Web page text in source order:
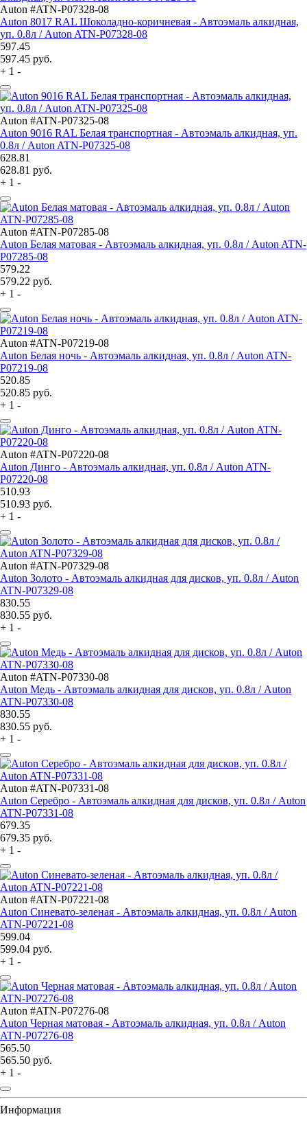
Auton #ATN-P07328-08
Auton 8017 RAL Шоколадно-коричневая - Автоэмаль алкидная,
уп. 0.8л / Auton ATN-P07328-08
597.45
597.45 руб.
+ 1 -
Auton #ATN-P07325-08
Auton 9016 RAL Белая транспортная - Автоэмаль алкидная, уп.
0.8л / Auton ATN-P07325-08
628.81
628.81 руб.
+ 1 -
Auton #ATN-P07285-08
Auton Белая матовая - Автоэмаль алкидная, уп. 0.8л / Auton ATN-
P07285-08
579.22
579.22 руб.
+ 1 -
Auton #ATN-P07219-08
Auton Белая ночь - Автоэмаль алкидная, уп. 0.8л / Auton ATN-
P07219-08
520.85
520.85 руб.
+ 1 -
Auton #ATN-P07220-08
Auton Динго - Автоэмаль алкидная, уп. 0.8л / Auton ATN-
P07220-08
510.93
510.93 руб.
+ 1 -
Auton #ATN-P07329-08
Auton Золото - Автоэмаль алкидная для дисков, уп. 0.8л / Auton
ATN-P07329-08
830.55
830.55 руб.
+ 1 -
Auton #ATN-P07330-08
Auton Медь - Автоэмаль алкидная для дисков, уп. 0.8л / Auton
ATN-P07330-08
830.55
830.55 руб.
+ 1 -
Auton #ATN-P07331-08
Auton Серебро - Автоэмаль алкидная для дисков, уп. 0.8л / Auton
ATN-P07331-08
679.35
679.35 руб.
+ 1 -
Auton #ATN-P07221-08
Auton Синевато-зеленая - Автоэмаль алкидная, уп. 0.8л / Auton
ATN-P07221-08
599.04
599.04 руб.
+ 1 -
Auton #ATN-P07276-08
Auton Черная матовая - Автоэмаль алкидная, уп. 0.8л / Auton
ATN-P07276-08
565.50
565.50 руб.
+ 1 -
Информация